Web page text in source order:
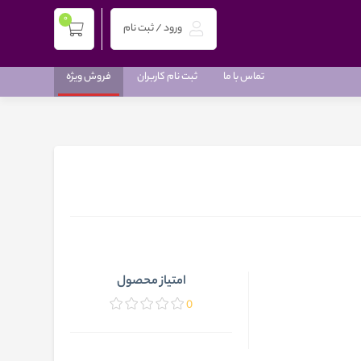
ورود / ثبت نام
0
تماس با ما ثبت نام کاربران فروش ویژه
امتیاز محصول
0